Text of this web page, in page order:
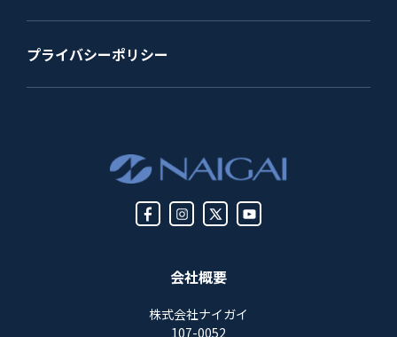
会社概要
株式会社ナイガイ
107-0052
プライバシーポリシー